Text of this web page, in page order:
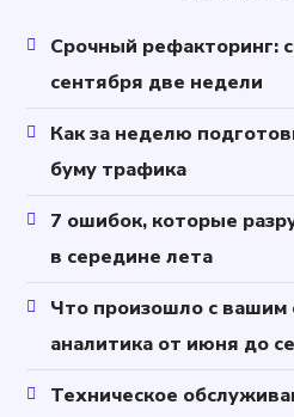
Срочный рефакторинг:
сентября две недели
Как за неделю
буму трафика
7 ошибок, которые
в середине лета
Что произошло с вашим
аналитика от июня до
Техническое